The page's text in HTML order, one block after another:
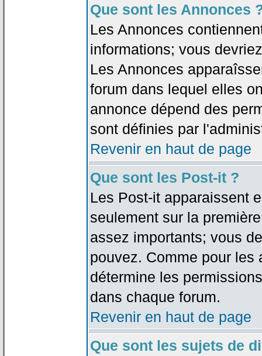
Que sont les Annonces
Les Annonces
informations; vous
Les Annonces
forum dans lequel elles
annonce dépend des
sont définies par
Revenir en haut de page
Que sont les Post-it ?
Les Post-it apparaissent
seulement sur la
assez importants; vous
pouvez. Comme pour les
détermine les
dans chaque forum.
Revenir en haut de page
Que sont les sujets de